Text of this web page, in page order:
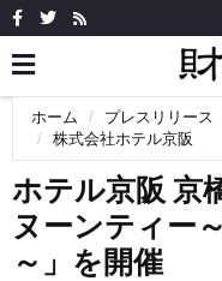
ホーム プレスリリース
株式会社ホテル京阪
ホテル京阪 京
ヌーンティー
～」を開催